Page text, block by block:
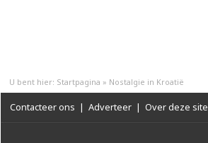
U bent hier: Startpagina » Nostalgie in Kroatië
Contacteer ons | Adverteer | Over deze site